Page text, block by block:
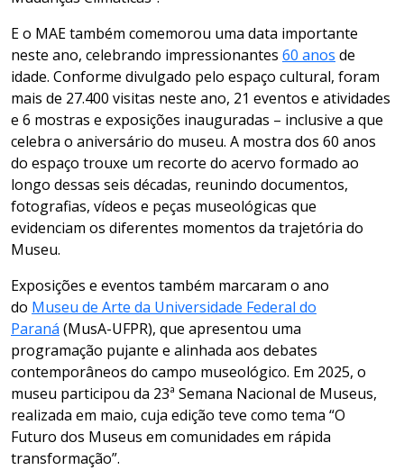
E o MAE também comemorou uma data importante
neste ano, celebrando impressionantes 60 anos de
idade. Conforme divulgado pelo espaço cultural, foram
mais de 27.400 visitas neste ano, 21 eventos e atividades
e 6 mostras e exposições inauguradas – inclusive a que
celebra o aniversário do museu. A mostra dos 60 anos
do espaço trouxe um recorte do acervo formado ao
longo dessas seis décadas, reunindo documentos,
fotografias, vídeos e peças museológicas que
evidenciam os diferentes momentos da trajetória do
Museu.
Exposições e eventos também marcaram o ano
do Museu de Arte da Universidade Federal do
Paraná (MusA-UFPR), que apresentou uma
programação pujante e alinhada aos debates
contemporâneos do campo museológico. Em 2025, o
museu participou da 23ª Semana Nacional de Museus,
realizada em maio, cuja edição teve como tema “O
Futuro dos Museus em comunidades em rápida
transformação”.